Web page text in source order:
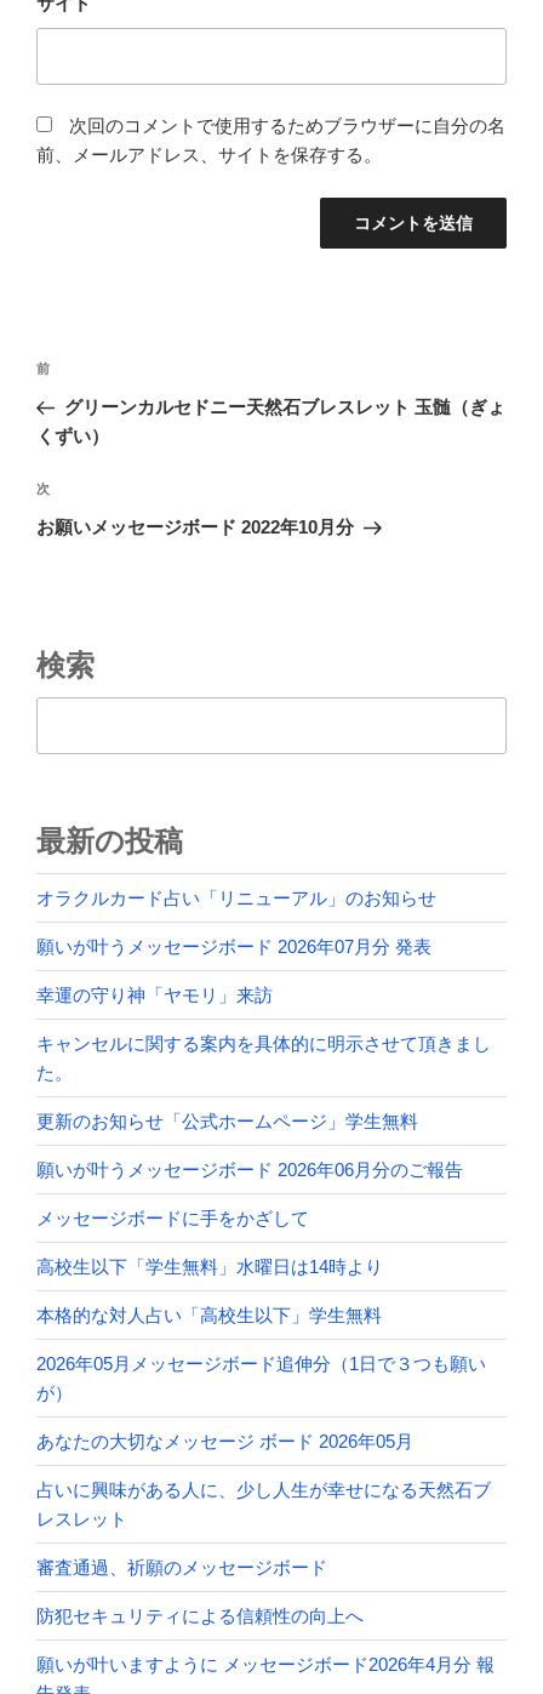
次回のコメントで使用するためブラウザーに自分の名
前、メールアドレス、サイトを保存する。
投
ナ
ゲ
ー
前
の
投
前
グリーンカルセドニー天然石ブレスレット 玉髄（ぎょ
くずい）
次
の
次
お願いメッセージボード 2022年10月分
検索
最新の投稿
オラクルカード占い「リニューアル」のお知らせ
願いが叶うメッセージボード 2026年07月分 発表
幸運の守り神「ヤモリ」来訪
キャンセルに関する案内を具体的に明示させて頂きまし
た。
更新のお知らせ「公式ホームページ」学生無料
願いが叶うメッセージボード 2026年06月分のご報告
メッセージボードに手をかざして
高校生以下「学生無料」水曜日は14時より
本格的な対人占い「高校生以下」学生無料
2026年05月メッセージボード追伸分（1日で３つも願い
が）
あなたの大切なメッセージ ボード 2026年05月
占いに興味がある人に、少し人生が幸せになる天然石ブ
レスレット
審査通過、祈願のメッセージボード
防犯セキュリティによる信頼性の向上へ
願いが叶いますように メッセージボード2026年4月分 報